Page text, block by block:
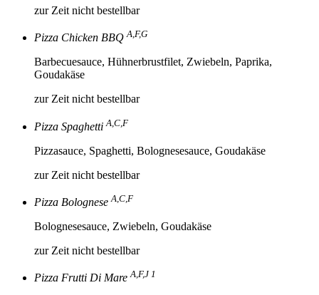
zur Zeit nicht bestellbar
Pizza Chicken BBQA,F,G
Barbecuesauce, Hühnerbrustfilet, Zwiebeln, Paprika,
Goudakäse
zur Zeit nicht bestellbar
Pizza SpaghettiA,C,F
Pizzasauce, Spaghetti, Bolognesesauce, Goudakäse
zur Zeit nicht bestellbar
Pizza BologneseA,C,F
Bolognesesauce, Zwiebeln, Goudakäse
zur Zeit nicht bestellbar
Pizza Frutti Di MareA,F,J 1